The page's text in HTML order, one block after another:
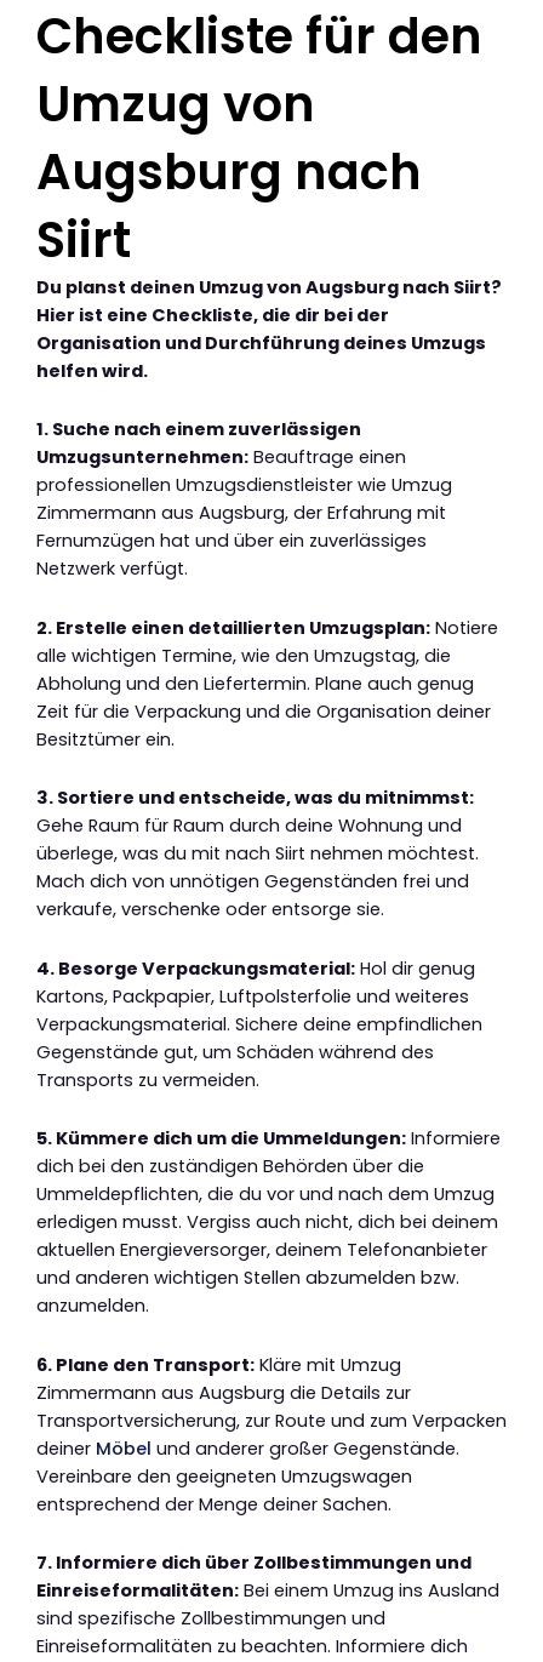
Checkliste für den
Umzug von
Augsburg nach
Siirt
Du planst deinen Umzug von Augsburg nach Siirt?
Hier ist eine Checkliste, die dir bei der
Organisation und Durchführung deines Umzugs
helfen wird.
1. Suche nach einem zuverlässigen
Umzugsunternehmen: Beauftrage einen
professionellen Umzugsdienstleister wie Umzug
Zimmermann aus Augsburg, der Erfahrung mit
Fernumzügen hat und über ein zuverlässiges
Netzwerk verfügt.
2. Erstelle einen detaillierten Umzugsplan: Notiere
alle wichtigen Termine, wie den Umzugstag, die
Abholung und den Liefertermin. Plane auch genug
Zeit für die Verpackung und die Organisation deiner
Besitztümer ein.
3. Sortiere und entscheide, was du mitnimmst:
Gehe Raum für Raum durch deine Wohnung und
überlege, was du mit nach Siirt nehmen möchtest.
Mach dich von unnötigen Gegenständen frei und
verkaufe, verschenke oder entsorge sie.
4. Besorge Verpackungsmaterial: Hol dir genug
Kartons, Packpapier, Luftpolsterfolie und weiteres
Verpackungsmaterial. Sichere deine empfindlichen
Gegenstände gut, um Schäden während des
Transports zu vermeiden.
5. Kümmere dich um die Ummeldungen: Informiere
dich bei den zuständigen Behörden über die
Ummeldepflichten, die du vor und nach dem Umzug
erledigen musst. Vergiss auch nicht, dich bei deinem
aktuellen Energieversorger, deinem Telefonanbieter
und anderen wichtigen Stellen abzumelden bzw.
anzumelden.
6. Plane den Transport: Kläre mit Umzug
Zimmermann aus Augsburg die Details zur
Transportversicherung, zur Route und zum Verpacken
deiner Möbel und anderer großer Gegenstände.
Vereinbare den geeigneten Umzugswagen
entsprechend der Menge deiner Sachen.
7. Informiere dich über Zollbestimmungen und
Einreiseformalitäten: Bei einem Umzug ins Ausland
sind spezifische Zollbestimmungen und
Einreiseformalitäten zu beachten. Informiere dich